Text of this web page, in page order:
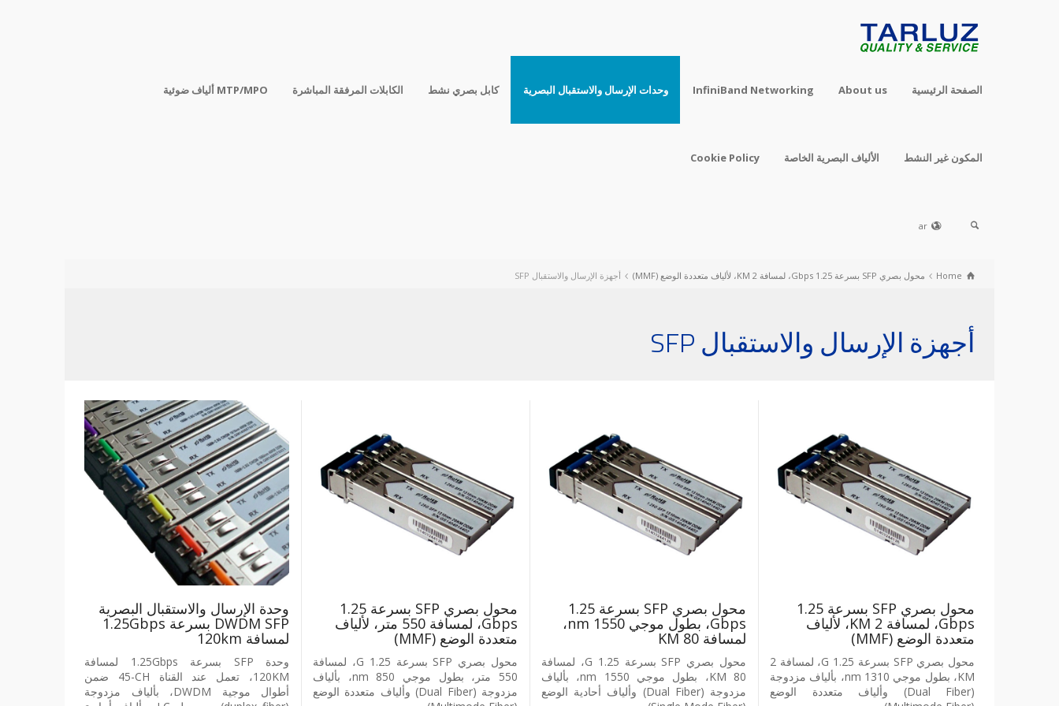
الصفحة الرئيسية About us
InfiniBand Networking وحدات الإرسال والاستقبال البصرية كابل بصري نشط الكابلات المرفقة المباشرة ألياف ضوئية MTP/MPO
المكون غير النشط الألياف البصرية الخاصة Cookie Policy
ar
Home محول بصري SFP بسرعة 1.25 Gbps، لمسافة 2 KM، لألياف متعددة الوضع (MMF) أجهزة الإرسال والاستقبال SFP
أجهزة الإرسال والاستقبال SFP
محول بصري SFP بسرعة 1.25
Gbps، لمسافة 2 KM، لألياف
متعددة الوضع (MMF)
محول بصري SFP بسرعة 1.25 G، لمسافة 2
KM، بطول موجي 1310 nm، بألياف مزدوجة
(Dual Fiber) وألياف متعددة الوضع
محول بصري SFP بسرعة 1.25
Gbps، بطول موجي 1550 nm،
لمسافة 80 KM
محول بصري SFP بسرعة 1.25 G، لمسافة
80 KM، بطول موجي 1550 nm، بألياف
مزدوجة (Dual Fiber) وألياف أحادية الوضع
محول بصري SFP بسرعة 1.25
Gbps، لمسافة 550 متر، لألياف
متعددة الوضع (MMF)
محول بصري SFP بسرعة 1.25 G، لمسافة
550 متر، بطول موجي 850 nm، بألياف
مزدوجة (Dual Fiber) وألياف متعددة الوضع
وحدة الإرسال والاستقبال البصرية
‎DWDM SFP‎ بسرعة ‎1.25Gbps‎
لمسافة ‎120km
وحدة ‎SFP‎ بسرعة ‎1.25Gbps‎ لمسافة
‎120KM‎، تعمل عند القناة ‎45-CH‎ ضمن
أطوال موجية ‎DWDM‎، بألياف مزدوجة